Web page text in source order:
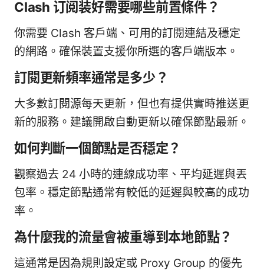
Clash 订阅装好需要哪些前置條件？
你需要 Clash 客戶端、可用的訂閱連結及穩定
的網路。確保裝置支援你所選的客戶端版本。
訂閱更新頻率通常是多少？
大多數訂閱源每天更新，但也有提供實時推送更
新的服務。建議開啟自動更新以確保節點最新。
如何判斷一個節點是否穩定？
觀察過去 24 小時的連線成功率、平均延遲與丟
包率。穩定節點通常有較低的延遲與較高的成功
率。
為什麼我的流量會被重導到本地節點？
這通常是因為規則設定或 Proxy Group 的優先